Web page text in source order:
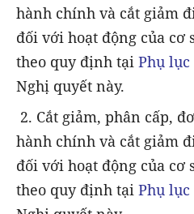
hành chính và cắt giảm
đối với hoạt động của cơ
theo quy định tại Phụ lục
Nghị quyết này.
2. Cắt giảm, phân cấp,
hành chính và cắt giảm
đối với hoạt động của cơ
theo quy định tại Phụ